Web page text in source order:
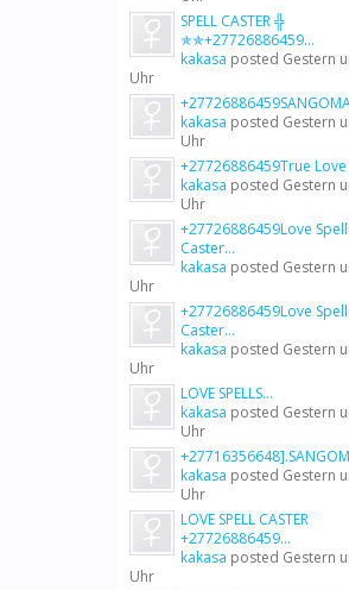
SPELL CASTER ╬
✯✯+27726886459...
kakasa posted Gestern
Uhr
kakasa posted Gestern
Uhr
+27726886459True Love
kakasa posted Gestern
Uhr
+27726886459Love
Caster...
kakasa posted Gestern
Uhr
+27726886459Love
Caster...
kakasa posted Gestern
Uhr
LOVE SPELLS...
kakasa posted Gestern
Uhr
kakasa posted Gestern
Uhr
LOVE SPELL CASTER
+27726886459...
kakasa posted Gestern
Uhr